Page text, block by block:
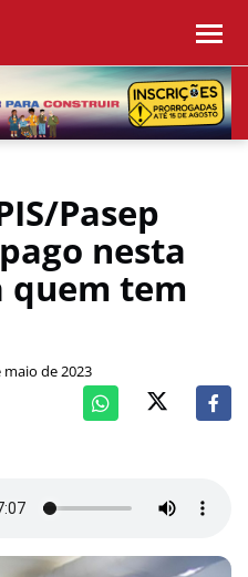
Pasep
nesta
quem tem
maio de 2023